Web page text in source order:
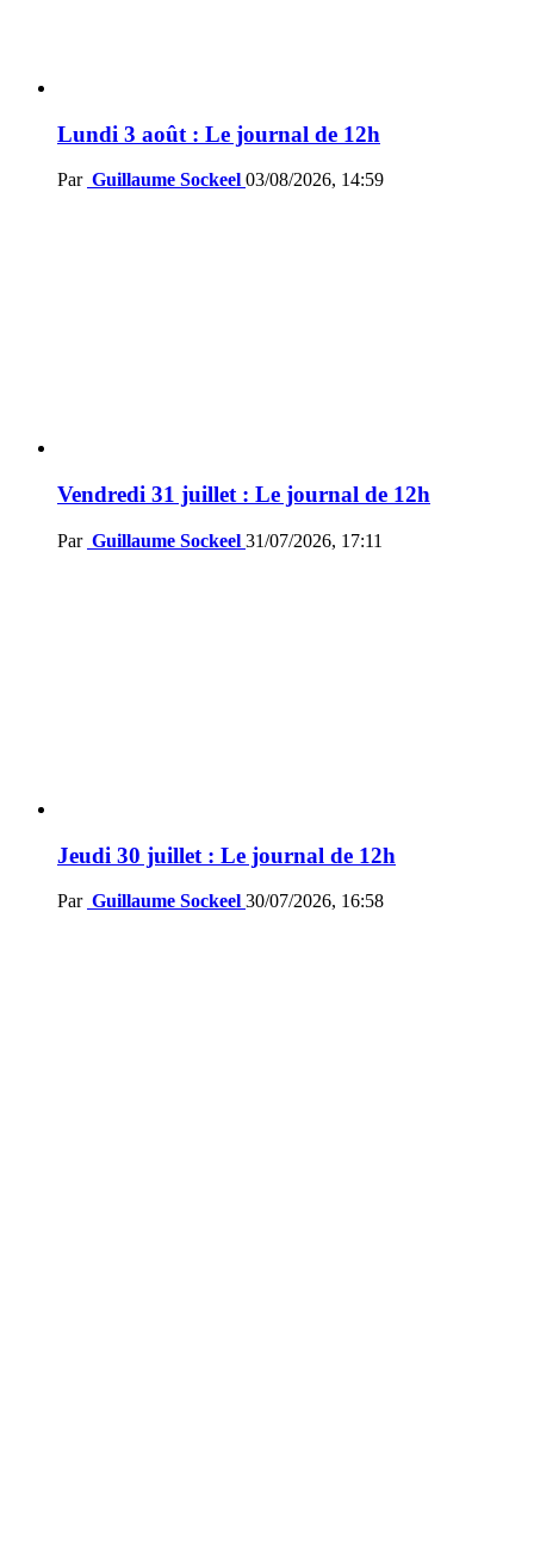
Lundi 3 août : Le journal de 12h
Par Guillaume Sockeel 03/08/2026, 14:59
Vendredi 31 juillet : Le journal de 12h
Par Guillaume Sockeel 31/07/2026, 17:11
Jeudi 30 juillet : Le journal de 12h
Par Guillaume Sockeel 30/07/2026, 16:58